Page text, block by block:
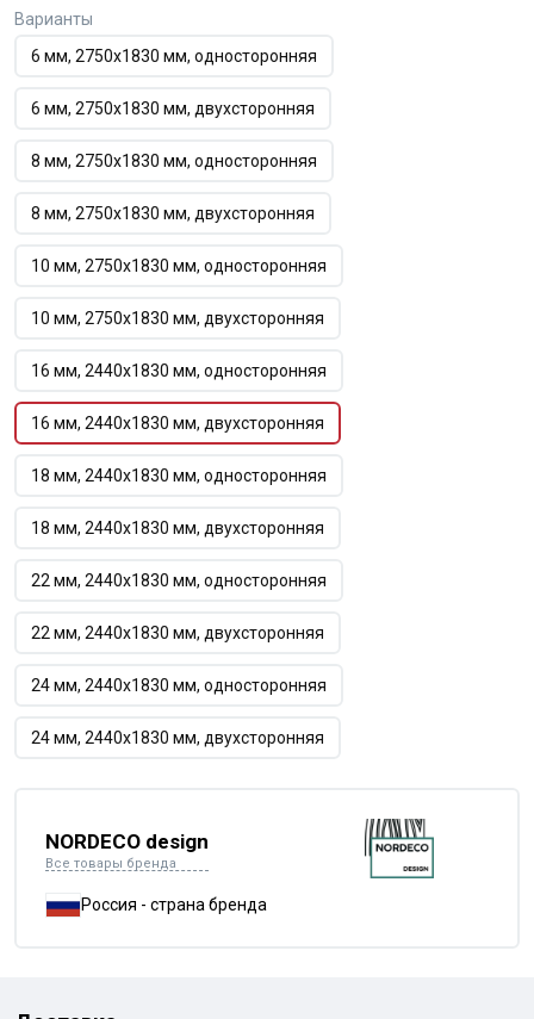
Варианты
6 мм, 2750х1830 мм, односторонняя
6 мм, 2750х1830 мм, двухсторонняя
8 мм, 2750х1830 мм, односторонняя
8 мм, 2750х1830 мм, двухсторонняя
10 мм, 2750х1830 мм, односторонняя
10 мм, 2750х1830 мм, двухсторонняя
16 мм, 2440х1830 мм, односторонняя
16 мм, 2440х1830 мм, двухсторонняя
18 мм, 2440х1830 мм, односторонняя
18 мм, 2440х1830 мм, двухсторонняя
22 мм, 2440х1830 мм, односторонняя
22 мм, 2440х1830 мм, двухсторонняя
24 мм, 2440х1830 мм, односторонняя
24 мм, 2440х1830 мм, двухсторонняя
NORDECO design
Все товары бренда
Россия - страна бренда